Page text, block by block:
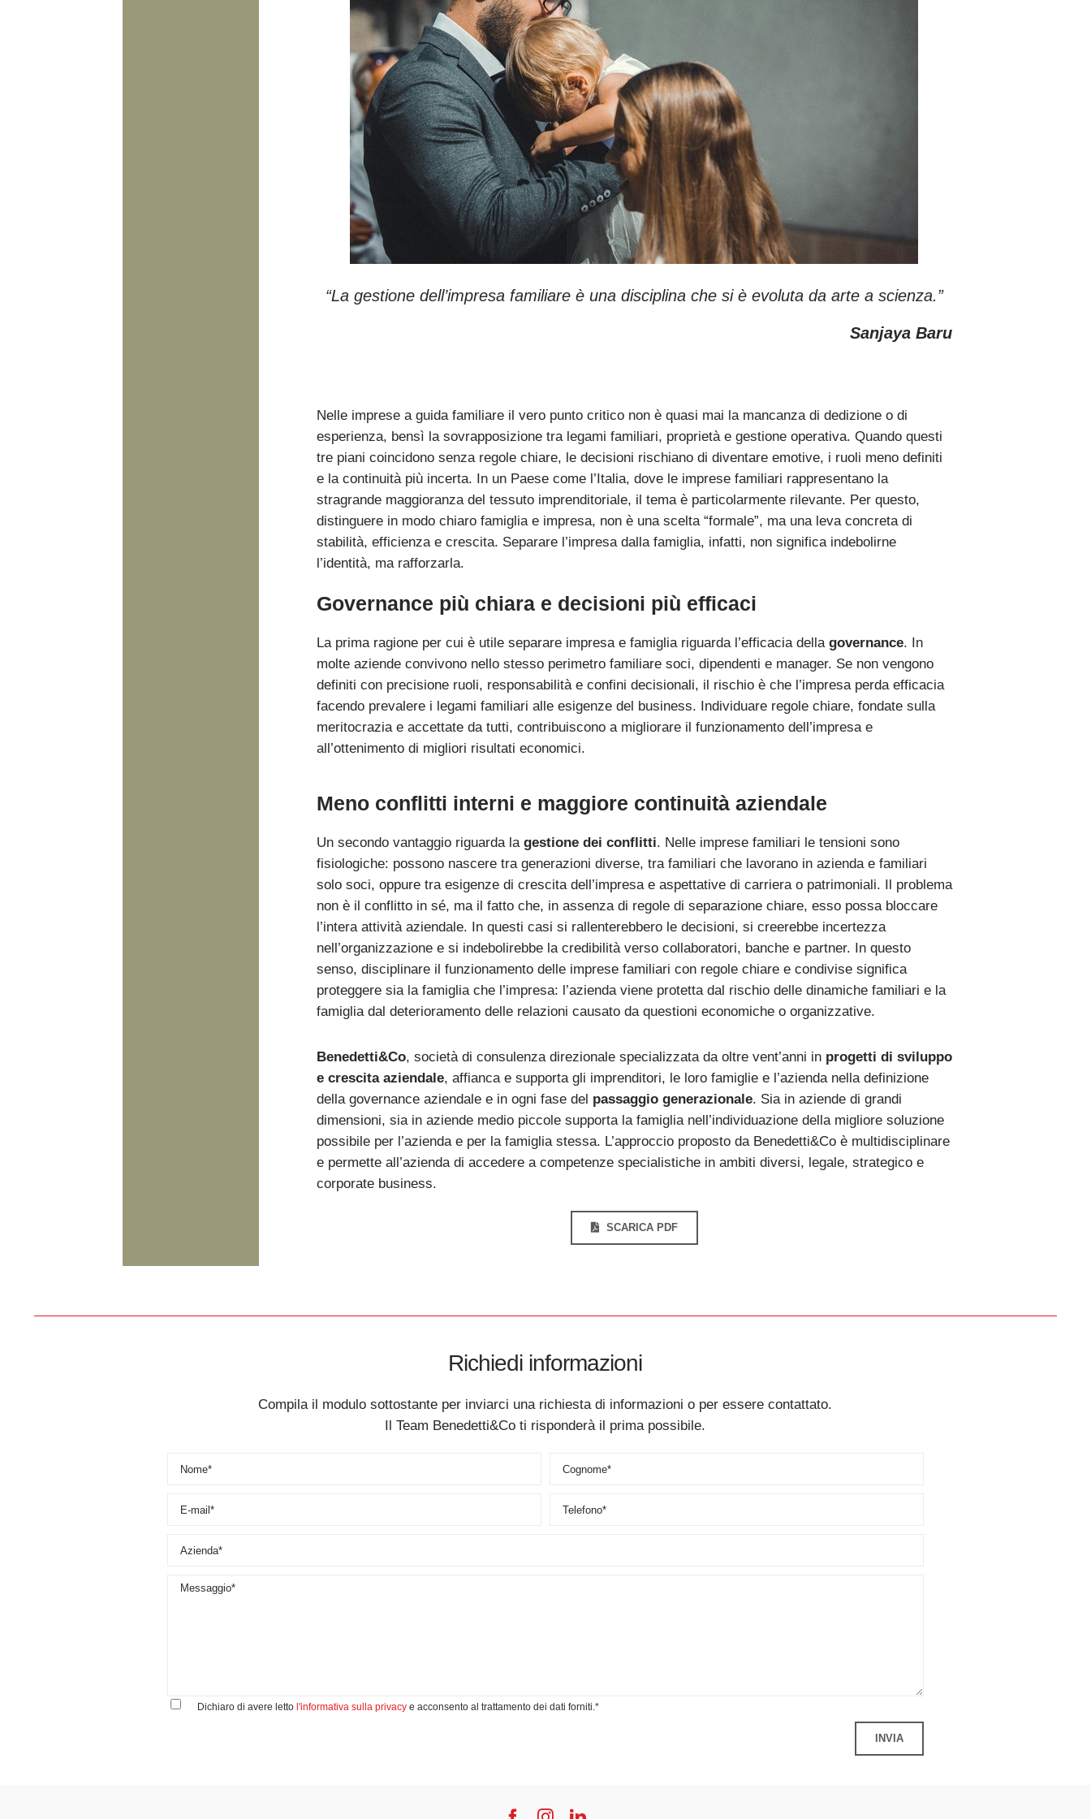
“La gestione dell’impresa familiare è una disciplina che si è evoluta da arte a scienza.”
Sanjaya Baru
Nelle imprese a guida familiare il vero punto critico non è quasi mai la mancanza di dedizione o di
esperienza, bensì la sovrapposizione tra legami familiari, proprietà e gestione operativa. Quando questi
tre piani coincidono senza regole chiare, le decisioni rischiano di diventare emotive, i ruoli meno definiti
e la continuità più incerta. In un Paese come l’Italia, dove le imprese familiari rappresentano la
stragrande maggioranza del tessuto imprenditoriale, il tema è particolarmente rilevante. Per questo,
distinguere in modo chiaro famiglia e impresa, non è una scelta “formale”, ma una leva concreta di
stabilità, efficienza e crescita. Separare l’impresa dalla famiglia, infatti, non significa indebolirne
l’identità, ma rafforzarla.
Governance più chiara e decisioni più efficaci
La prima ragione per cui è utile separare impresa e famiglia riguarda l’efficacia della governance. In
molte aziende convivono nello stesso perimetro familiare soci, dipendenti e manager. Se non vengono
definiti con precisione ruoli, responsabilità e confini decisionali, il rischio è che l’impresa perda efficacia
facendo prevalere i legami familiari alle esigenze del business. Individuare regole chiare, fondate sulla
meritocrazia e accettate da tutti, contribuiscono a migliorare il funzionamento dell’impresa e
all’ottenimento di migliori risultati economici.
Meno conflitti interni e maggiore continuità aziendale
Un secondo vantaggio riguarda la gestione dei conflitti. Nelle imprese familiari le tensioni sono
fisiologiche: possono nascere tra generazioni diverse, tra familiari che lavorano in azienda e familiari
solo soci, oppure tra esigenze di crescita dell’impresa e aspettative di carriera o patrimoniali. Il problema
non è il conflitto in sé, ma il fatto che, in assenza di regole di separazione chiare, esso possa bloccare
l’intera attività aziendale. In questi casi si rallenterebbero le decisioni, si creerebbe incertezza
nell’organizzazione e si indebolirebbe la credibilità verso collaboratori, banche e partner. In questo
senso, disciplinare il funzionamento delle imprese familiari con regole chiare e condivise significa
proteggere sia la famiglia che l’impresa: l’azienda viene protetta dal rischio delle dinamiche familiari e la
famiglia dal deterioramento delle relazioni causato da questioni economiche o organizzative.
Benedetti&Co, società di consulenza direzionale specializzata da oltre vent’anni in progetti di sviluppo
e crescita aziendale, affianca e supporta gli imprenditori, le loro famiglie e l’azienda nella definizione
della governance aziendale e in ogni fase del passaggio generazionale. Sia in aziende di grandi
dimensioni, sia in aziende medio piccole supporta la famiglia nell’individuazione della migliore soluzione
possibile per l’azienda e per la famiglia stessa. L’approccio proposto da Benedetti&Co è multidisciplinare
e permette all’azienda di accedere a competenze specialistiche in ambiti diversi, legale, strategico e
corporate business.
SCARICA PDF
Richiedi informazioni
Compila il modulo sottostante per inviarci una richiesta di informazioni o per essere contattato.
Il Team Benedetti&Co ti risponderà il prima possibile.
Dichiaro di avere letto l'informativa sulla privacye acconsento al trattamento dei dati forniti.*